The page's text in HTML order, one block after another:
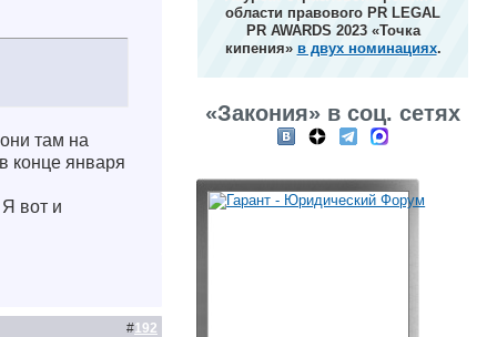
там на
конце января
вот и
#192
области правового PR LEGAL
PR AWARDS 2023 «Точка
кипения» в двух номинациях.
«Закония» в соц. сетях